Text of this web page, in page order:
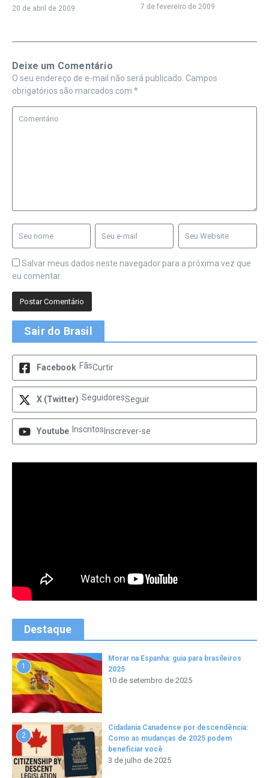
20 de abril de 2009 7 de fevereiro de 2009
Deixe um Comentário
O seu endereço de e-mail não será publicado. Campos
obrigatórios são marcados com *
Salvar meus dados neste navegador para a próxima vez que
eu comentar.
Sair do Brasil
Facebook FãsCurtir
X (Twitter) SeguidoresSeguir
Youtube Inscritos Inscrever-se
Destaque
1
Morar na Espanha: guia para brasileiros
2025
10 de setembro de 2025
2
Cidadania Canadense por descendência:
Como as mudanças de 2025 podem
beneficiar você
3 de julho de 2025